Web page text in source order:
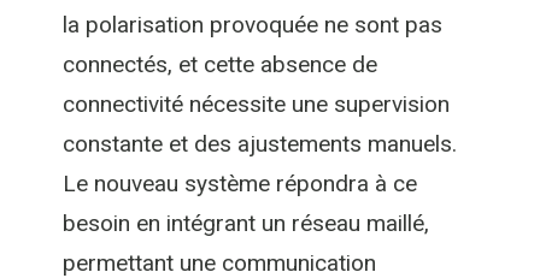
la polarisation provoquée ne sont pas
connectés, et cette absence de
connectivité nécessite une supervision
constante et des ajustements manuels.
Le nouveau système répondra à ce
besoin en intégrant un réseau maillé,
permettant une communication